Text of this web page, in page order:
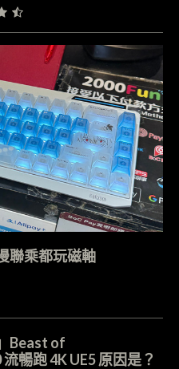
聯乘都玩磁軸
Beast of
暢跑 4K UE5 原因是？